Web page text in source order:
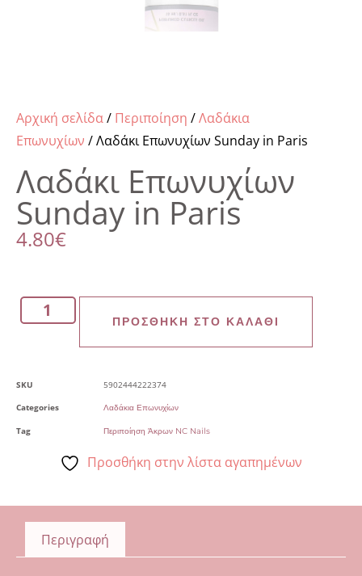
Αρχική σελίδα/ Περιποίηση /Λαδάκια
Επωνυχίων / Λαδάκι Επωνυχίων Sunday in Paris
Λαδάκι Επωνυχίων
Sunday in Paris
4.80€
ΠΡΟΣΘΉΚΗ ΣΤΟ ΚΑΛΆΘΙ
SKU
5902444222374
Categories
Λαδάκια Επωνυχίων
Tag Περιποίηση Άκρων NC Nails
Προσθήκη στην λίστα αγαπημένων
Περιγραφή